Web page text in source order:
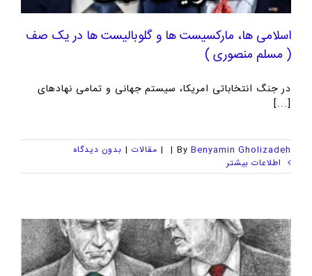
اسلامی ها، مارکسیست ها و گلوبالیست ها در یک صف
( مسلم منصوری )
در جنگ انتخاباتی امریکا، سیستم جهانی و تمامی نهادهای
[...]
By Benyamin Gholizadeh
|
| مقالات | بدون ديدگاه
اطلاعات بیشتر